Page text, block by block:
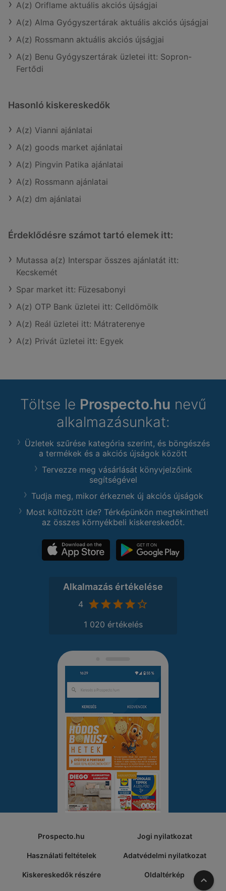
A(z) Oriflame aktuális akciós újságjai
A(z) Alma Gyógyszertárak aktuális akciós újságjai
A(z) Rossmann aktuális akciós újságjai
A(z) Benu Gyógyszertárak üzletei itt: Sopron-
Fertődi
Hasonló kiskereskedők
A(z) Vianni ajánlatai
A(z) goods market ajánlatai
A(z) Pingvin Patika ajánlatai
A(z) Rossmann ajánlatai
A(z) dm ajánlatai
Érdeklődésre számot tartó elemek itt:
Mutassa a(z) Interspar összes ajánlatát itt:
Kecskemét
Spar market itt: Füzesabonyi
A(z) OTP Bank üzletei itt: Celldömölk
A(z) Reál üzletei itt: Mátraterenye
A(z) Privát üzletei itt: Egyek
Töltse le Prospecto.hu nevű
alkalmazásunkat:
Üzletek szűrése kategória szerint, és böngészés
a termékek és a akciós újságok között
Tervezze meg vásárlását könyvjelzőink
segítségével
Tudja meg, mikor érkeznek új akciós újságok
Most költözött ide? Térképünkön megtekintheti
az összes környékbeli kiskereskedőt.
Alkalmazás értékelése
4
1 020 értékelés
Prospecto.hu Jogi nyilatkozat
Használati feltételek Adatvédelmi nyilatkozat
Kiskereskedők részére Oldaltérkép A